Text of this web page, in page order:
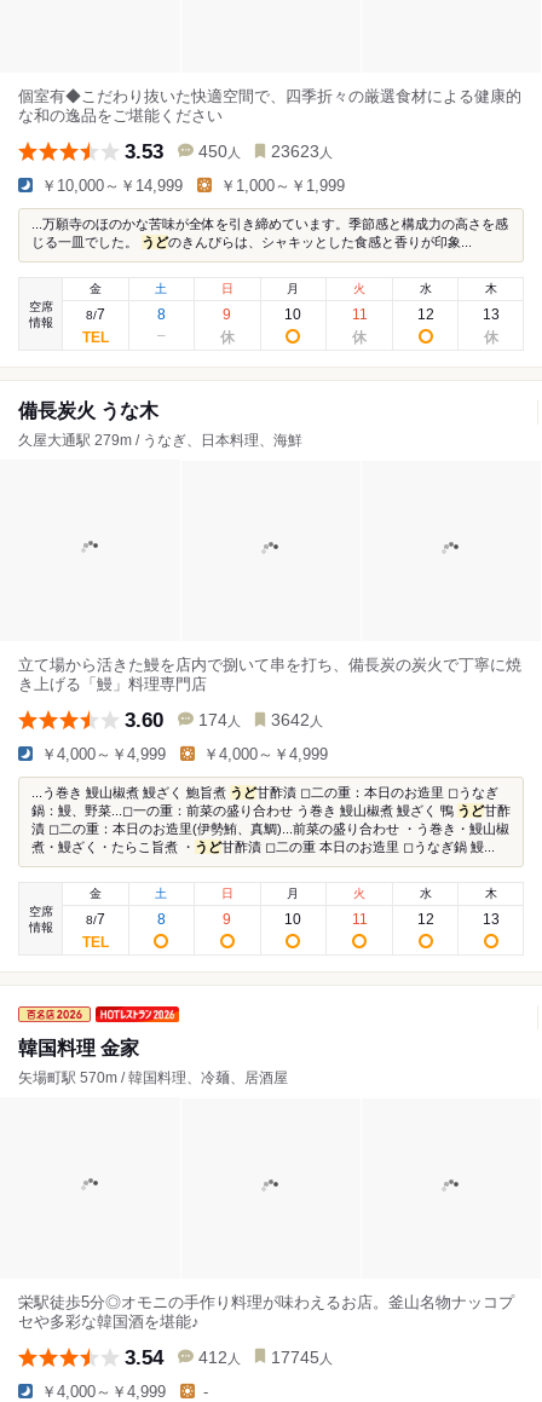
個室有◆こだわり抜いた快適空間で、四季折々の厳選食材による健康的
な和の逸品をご堪能ください
3.53 450 人 23623 人
￥10,000～￥14,999 ￥1,000～￥1,999
...万願寺のほのかな苦味が全体を引き締めています。季節感と構成力の高さを感
じる一皿でした。 うどのきんぴらは、シャキッとした食感と香りが印象...
空席
情報
金
8/7
土
8
日
9
月
10
火
11
水
12
木
13
備長炭火 うな木
久屋大通駅 279m / うなぎ、日本料理、海鮮
立て場から活きた鰻を店内で捌いて串を打ち、備長炭の炭火で丁寧に焼
き上げる「鰻」料理専門店
3.60 174 人 3642 人
￥4,000～￥4,999 ￥4,000～￥4,999
...う巻き 鰻山椒煮 鰻ざく 鮑旨煮 うど甘酢漬 ◻︎二の重：本日のお造里 ◻︎うなぎ
鍋：鰻、野菜...◻︎一の重：前菜の盛り合わせ う巻き 鰻山椒煮 鰻ざく 鴨 うど甘酢
漬 ◻︎二の重：本日のお造里(伊勢鮪、真鯛)...前菜の盛り合わせ ・う巻き・鰻山椒
煮・鰻ざく・たらこ旨煮 ・ うど甘酢漬 ◻︎二の重 本日のお造里 ◻︎うなぎ鍋 鰻...
空席
情報
金
8/7
土
8
日
9
月
10
火
11
水
12
木
13
韓国料理 金家
矢場町駅 570m / 韓国料理、冷麺、居酒屋
栄駅徒歩5分◎オモニの手作り料理が味わえるお店。釜山名物ナッコプ
セや多彩な韓国酒を堪能♪
3.54 412 人 17745 人
￥4,000～￥4,999 -